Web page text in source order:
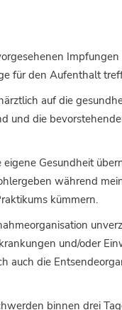
Impfungen
für den Aufenthalt
auf die
und die
Gesundheit
während
kümmern.
und/oder
auch die
binnen drei